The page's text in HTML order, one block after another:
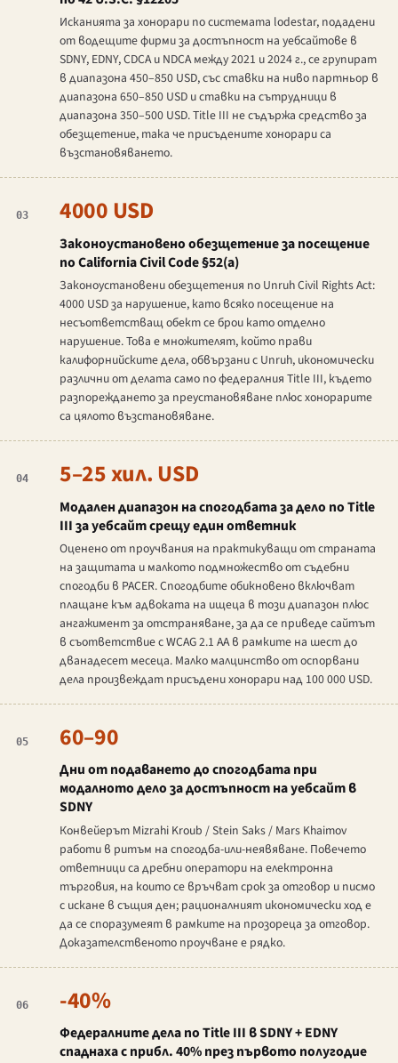
Исканията за хонорари по системата lodestar, подадени
от водещите фирми за достъпност на уебсайтове в
SDNY, EDNY, CDCA и NDCA между 2021 и 2024 г., се групират
в диапазона 450–850 USD, със ставки на ниво партньор в
диапазона 650–850 USD и ставки на сътрудници в
диапазона 350–500 USD. Title III не съдържа средство за
обезщетение, така че присъдените хонорари са
възстановяването.
03 4000 USD
Законоустановено обезщетение за посещение
по California Civil Code §52(a)
Законоустановени обезщетения по Unruh Civil Rights Act:
4000 USD за нарушение, като всяко посещение на
несъответстващ обект се брои като отделно
нарушение. Това е множителят, който прави
калифорнийските дела, обвързани с Unruh, икономически
различни от делата само по федералния Title III, където
разпореждането за преустановяване плюс хонорарите
са цялото възстановяване.
04 5–25 хил. USD
Модален диапазон на спогодбата за дело по Title
III за уебсайт срещу един ответник
Оценено от проучвания на практикуващи от страната
на защитата и малкото подмножество от съдебни
спогодби в PACER. Спогодбите обикновено включват
плащане към адвоката на ищеца в този диапазон плюс
ангажимент за отстраняване, за да се приведе сайтът
в съответствие с WCAG 2.1 AA в рамките на шест до
дванадесет месеца. Малко малцинство от оспорвани
дела произвеждат присъдени хонорари над 100 000 USD.
05 60–90
Дни от подаването до спогодбата при
модалното дело за достъпност на уебсайт в
SDNY
Конвейерът Mizrahi Kroub / Stein Saks / Mars Khaimov
работи в ритъм на спогодба-или-неявяване. Повечето
ответници са дребни оператори на електронна
търговия, на които се връчват срок за отговор и писмо
с искане в същия ден; рационалният икономически ход е
да се споразумеят в рамките на прозореца за отговор.
Доказателственото проучване е рядко.
06 -40%
Федералните дела по Title III в SDNY + EDNY
спаднаха с прибл. 40% през първото полугодие